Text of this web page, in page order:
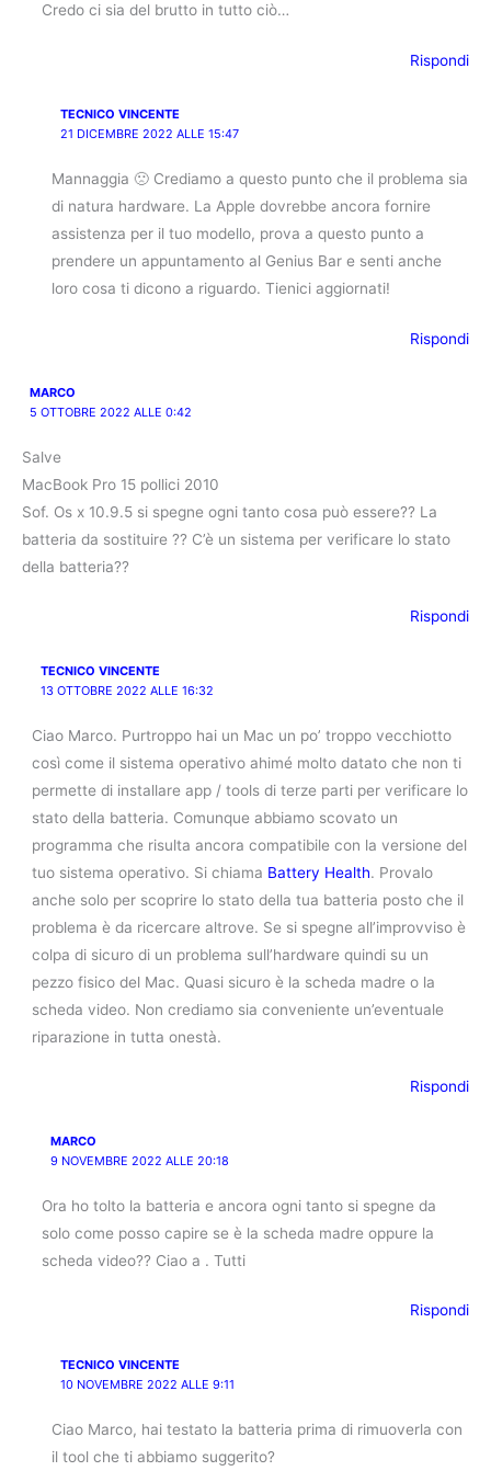
Credo ci sia del brutto in tutto ciò…
Rispondi
TECNICO VINCENTE
21 DICEMBRE 2022 ALLE 15:47
Mannaggia 🙁 Crediamo a questo punto che il problema sia
di natura hardware. La Apple dovrebbe ancora fornire
assistenza per il tuo modello, prova a questo punto a
prendere un appuntamento al Genius Bar e senti anche
loro cosa ti dicono a riguardo. Tienici aggiornati!
Rispondi
MARCO
5 OTTOBRE 2022 ALLE 0:42
Salve
MacBook Pro 15 pollici 2010
Sof. Os x 10.9.5 si spegne ogni tanto cosa può essere?? La
batteria da sostituire ?? C’è un sistema per verificare lo stato
della batteria??
Rispondi
TECNICO VINCENTE
13 OTTOBRE 2022 ALLE 16:32
Ciao Marco. Purtroppo hai un Mac un po’ troppo vecchiotto
così come il sistema operativo ahimé molto datato che non ti
permette di installare app / tools di terze parti per verificare lo
stato della batteria. Comunque abbiamo scovato un
programma che risulta ancora compatibile con la versione del
tuo sistema operativo. Si chiama Battery Health. Provalo
anche solo per scoprire lo stato della tua batteria posto che il
problema è da ricercare altrove. Se si spegne all’improvviso è
colpa di sicuro di un problema sull’hardware quindi su un
pezzo fisico del Mac. Quasi sicuro è la scheda madre o la
scheda video. Non crediamo sia conveniente un’eventuale
riparazione in tutta onestà.
Rispondi
MARCO
9 NOVEMBRE 2022 ALLE 20:18
Ora ho tolto la batteria e ancora ogni tanto si spegne da
solo come posso capire se è la scheda madre oppure la
scheda video?? Ciao a . Tutti
Rispondi
TECNICO VINCENTE
10 NOVEMBRE 2022 ALLE 9:11
Ciao Marco, hai testato la batteria prima di rimuoverla con
il tool che ti abbiamo suggerito?